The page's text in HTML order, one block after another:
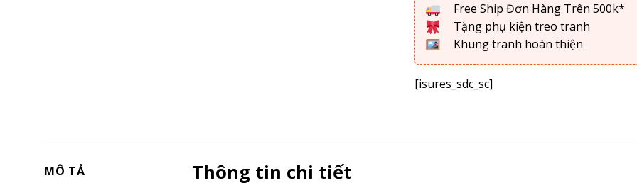
Free Ship Đơn Hàng Trên 500k*
Tặng phụ kiện treo tranh
Khung tranh hoàn thiện
[isures_sdc_sc]
MÔ TẢ Thông tin chi tiết